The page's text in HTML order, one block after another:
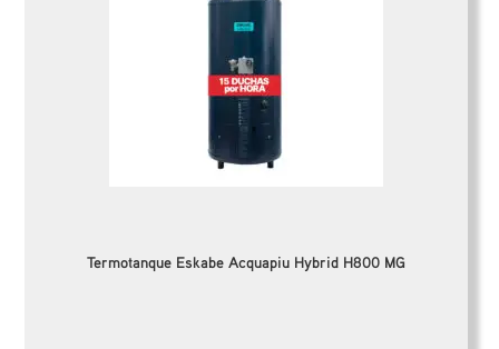
Termotanque Eskabe Acquapiu Hybrid H800 MG